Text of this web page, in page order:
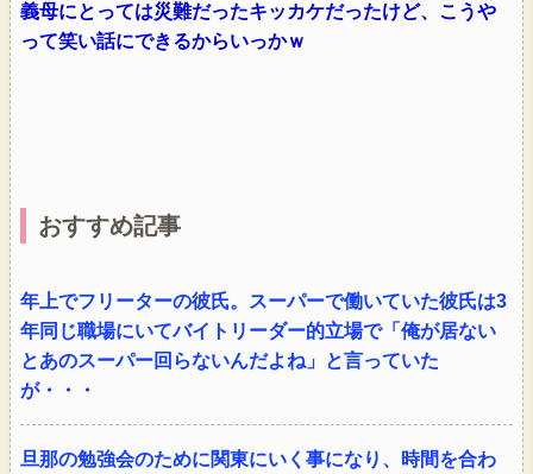
義母にとっては災難だったキッカケだったけど、こうや
って笑い話にできるからいっかｗ
おすすめ記事
年上でフリーターの彼氏。スーパーで働いていた彼氏は3
年同じ職場にいてバイトリーダー的立場で「俺が居ない
とあのスーパー回らないんだよね」と言っていた
が・・・
旦那の勉強会のために関東にいく事になり、時間を合わ